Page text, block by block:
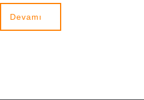
Devamı